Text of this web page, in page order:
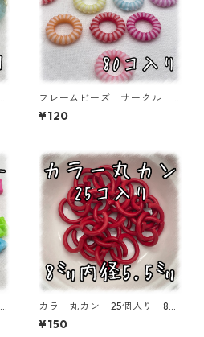
フレームビーズ サークル
ミックス 80個入り【AB‐F
U06】
¥120
カラー丸カン 25個入り 8
㎜ レッド【MCC-RED】
¥150